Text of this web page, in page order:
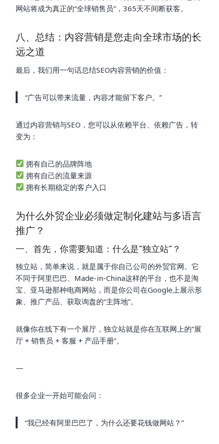
网站将成为真正的“全球销售员”，365天不间断获客。
八、总结：内容营销是您走向全球市场的长
远之道
最后，我们用一句话总结SEO内容营销的价值：
“广告可以带来流量，内容才能留下客户。”
通过内容营销与SEO，您可以从依赖平台、依赖广告，转
变为：
拥有自己的品牌阵地
拥有自己的流量来源
拥有长期稳定的客户入口
为什么外贸企业必须做定制化建站与多语言
推广？
一、首先，你需要知道：什么是“独立站”？
独立站，简单来说，就是属于你自己公司的外贸官网。它
不同于阿里巴巴、Made-in-China这样的平台，也不是淘
宝、亚马逊那种电商网站，而是你公司在Google上展示形
象、推广产品、获取询盘的“主阵地”。
就像你在线下有一个展厅，独立站就是你在互联网上的“展
厅 + 销售员 + 客服 + 产品手册”。
—
很多企业一开始可能会问：
“我已经有阿里巴巴了，为什么还要花钱做网站？”